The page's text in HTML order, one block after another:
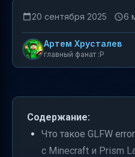
20 сентября 2025 6
Артем Хрусталев
главный фанат :P
Содержание:
Что такое GLFW
с Minecraft и Prism